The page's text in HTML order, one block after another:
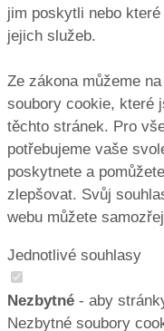
jim poskytli nebo
jejich služeb.
Ze zákona můžeme
soubory cookie, které
těchto stránek. Pro
potřebujeme vaše
poskytnete a
zlepšovat. Svůj
webu můžete
Jednotlivé souhlasy
Nezbytné - aby
Nezbytné soubory